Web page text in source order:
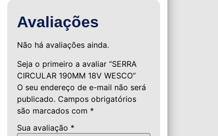
Avaliações
Não há avaliações ainda.
Seja o primeiro a avaliar “SERRA
CIRCULAR 190MM 18V WESCO”
O seu endereço de e-mail não será
publicado. Campos obrigatórios
são marcados com *
Sua avaliação *